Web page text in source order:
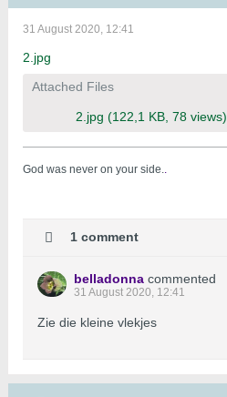
31 August 2020, 12:41
2.jpg
Attached Files
2.jpg (122,1 KB, 78 views)
God was never on your side..
1 comment
belladonna commented
31 August 2020, 12:41
Zie die kleine vlekjes